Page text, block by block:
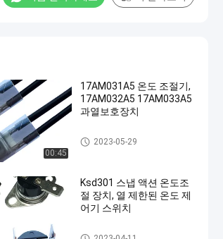
00:45
17AM031A5 온도 조절기,
17AM032A5 17AM033A5
과열보호장치
17AM 열 보호자
2023-05-29
Ksd301 스냅 액션 온도조
절 장치, 열 제한된 온도 제
어기 스위치
KSD301 바이메탈 보온장치